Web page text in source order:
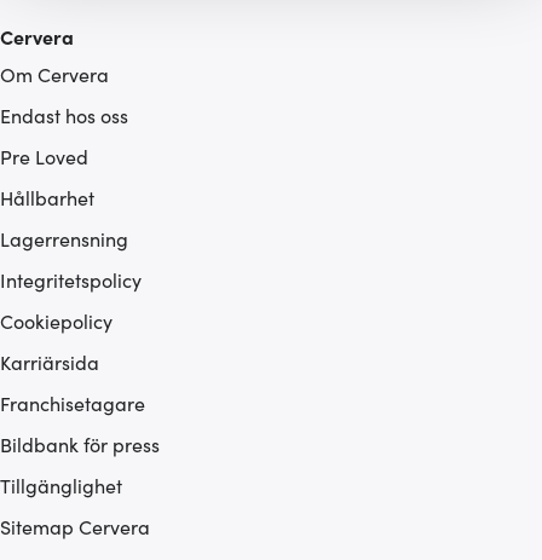
hemsidan ännu bättre. Du bestämmer själv vilka cookies
som du vill dela med dig av.
Cervera
Om Cervera
Endast hos oss
Pre Loved
Hållbarhet
Lagerrensning
Integritetspolicy
Cookiepolicy
Karriärsida
Franchisetagare
Bildbank för press
Tillgänglighet
Sitemap Cervera